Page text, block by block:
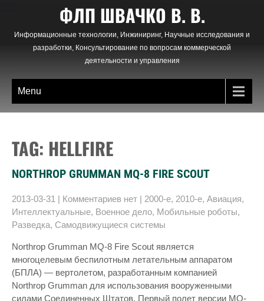
content
ФЛП ШВАЧКО В. В.
Информационные технологии, Инжиниринг, Научные исследования и
разработки, Консультирование по вопросам коммерческой
деятельности и управления
Menu
TAG: HELLFIRE
NORTHROP GRUMMAN MQ-8 FIRE SCOUT
2013-03-31 | Комментариев нет | 2000-е, 2010-е, Авиация,
Интеллектуальные, Военное дело, Мобильные роботы,
Разведка, Самодвижущиеся системы
Northrop Grumman MQ-8 Fire Scout является
многоцелевым беспилотным летательным аппаратом
(БПЛА) — вертолетом, разработанным компанией
Northrop Grumman для использования вооруженными
силами Соединенных Штатов. Первый полет версии MQ-